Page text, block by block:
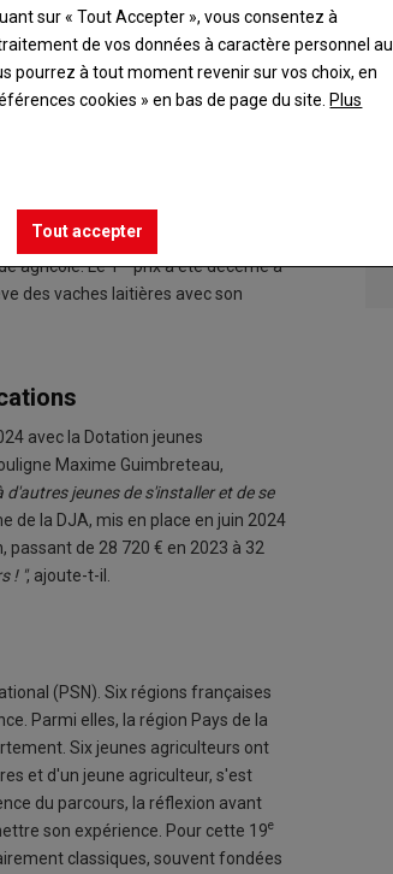
lors d'une soirée organisée au
agricole. Le 1
prix a été décerné à
des vaches laitières avec son
avec la Dotation jeunes
Maxime Guimbreteau,
jeunes de s'installer et de se
de la DJA, mis en place en juin 2024
de 28 720 € en 2023 à 32
! ", ajoute-t-il.
(PSN). Six régions françaises
Parmi elles, la région Pays de la
Six jeunes agriculteurs ont
et d'un jeune agriculteur, s'est
du parcours, la réflexion avant
son expérience. Pour cette 19e
classiques, souvent fondées
sur « Tout Accepter », vous consentez à
de vos données à caractère personnel au
pourrez à tout moment revenir sur vos choix, en
cookies » en bas de page du site.Plus
Tout accepter